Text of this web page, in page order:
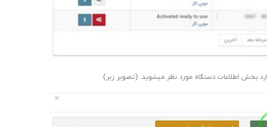
بخش اطلاعات دستگاه مورد نظر میشوید. (تصویر زیر)